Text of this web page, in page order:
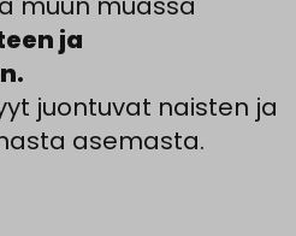
ja
juontuvat naisten ja
asemasta.